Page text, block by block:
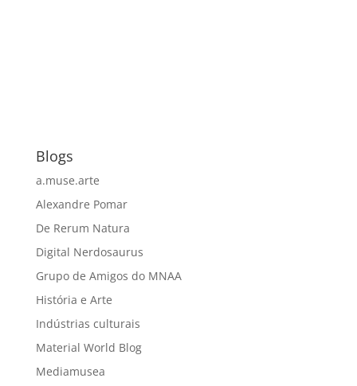
Blogs
a.muse.arte
Alexandre Pomar
De Rerum Natura
Digital Nerdosaurus
Grupo de Amigos do MNAA
História e Arte
Indústrias culturais
Material World Blog
Mediamusea